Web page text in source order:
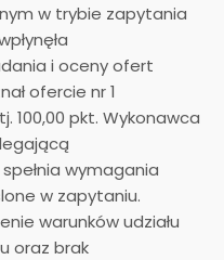
w trybie zapytania
i oceny ofert
ofercie nr 1
100,00 pkt. Wykonawca
wymagania
w zapytaniu.
warunków udziału
oraz brak